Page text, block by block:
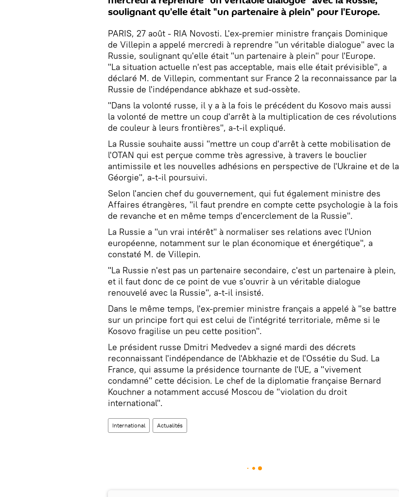
soulignant qu'elle était "un partenaire à plein" pour l'Europe.
PARIS, 27 août - RIA Novosti. L'ex-premier ministre français Dominique
de Villepin a appelé mercredi à reprendre "un véritable dialogue" avec la
Russie, soulignant qu'elle était "un partenaire à plein" pour l'Europe.
"La situation actuelle n'est pas acceptable, mais elle était prévisible", a
déclaré M. de Villepin, commentant sur France 2 la reconnaissance par la
Russie de l'indépendance abkhaze et sud-ossète.
"Dans la volonté russe, il y a à la fois le précédent du Kosovo mais aussi
la volonté de mettre un coup d'arrêt à la multiplication de ces révolutions
de couleur à leurs frontières", a-t-il expliqué.
La Russie souhaite aussi "mettre un coup d'arrêt à cette mobilisation de
l'OTAN qui est perçue comme très agressive, à travers le bouclier
antimissile et les nouvelles adhésions en perspective de l'Ukraine et de la
Géorgie", a-t-il poursuivi.
Selon l'ancien chef du gouvernement, qui fut également ministre des
Affaires étrangères, "il faut prendre en compte cette psychologie à la fois
de revanche et en même temps d'encerclement de la Russie".
La Russie a "un vrai intérêt" à normaliser ses relations avec l'Union
européenne, notamment sur le plan économique et énergétique", a
constaté M. de Villepin.
"La Russie n'est pas un partenaire secondaire, c'est un partenaire à plein,
et il faut donc de ce point de vue s'ouvrir à un véritable dialogue
renouvelé avec la Russie", a-t-il insisté.
Dans le même temps, l'ex-premier ministre français a appelé à "se battre
sur un principe fort qui est celui de l'intégrité territoriale, même si le
Kosovo fragilise un peu cette position".
Le président russe Dmitri Medvedev a signé mardi des décrets
reconnaissant l'indépendance de l'Abkhazie et de l'Ossétie du Sud. La
France, qui assume la présidence tournante de l'UE, a "vivement
condamné" cette décision. Le chef de la diplomatie française Bernard
Kouchner a notamment accusé Moscou de "violation du droit
international".
International Actualités